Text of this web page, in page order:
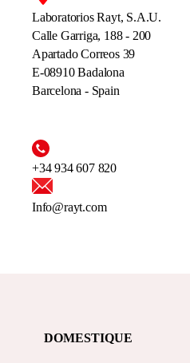
Laboratorios Rayt, S.A.U.
Calle Garriga, 188 - 200
Apartado Correos 39
E-08910 Badalona
Barcelona - Spain
+34 934 607 820
Info@rayt.com
DOMESTIQUE